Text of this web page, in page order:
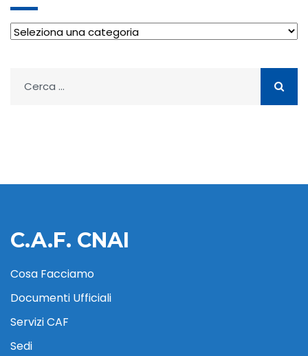
Archivio
per:
C.A.F. CNAI
Cosa Facciamo
Documenti Ufficiali
Servizi CAF
Sedi